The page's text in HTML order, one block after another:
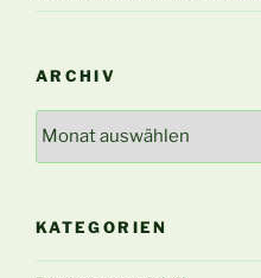
ARCHIV
KATEGORIEN